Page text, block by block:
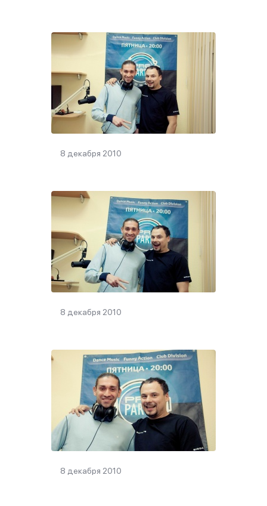
8 декабря 2010
8 декабря 2010
8 декабря 2010